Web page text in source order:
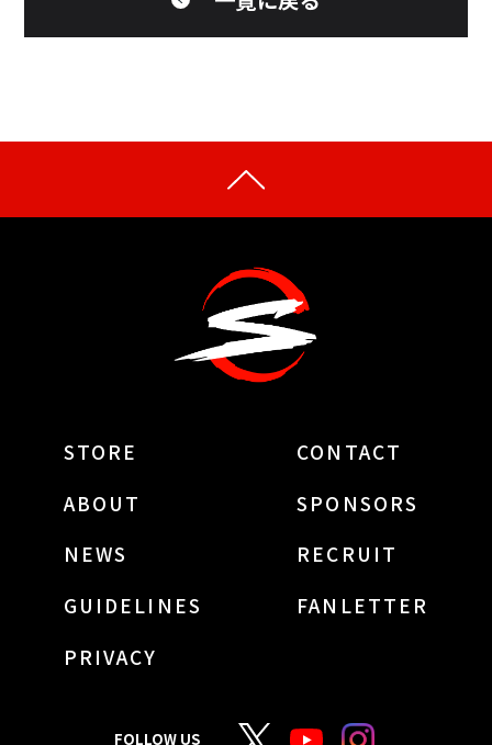
STORE
CONTACT
ABOUT
SPONSORS
NEWS
RECRUIT
GUIDELINES
FANLETTER
PRIVACY
FOLLOW US